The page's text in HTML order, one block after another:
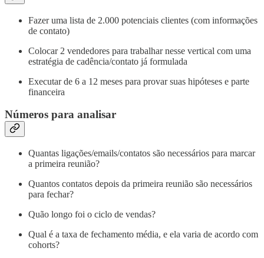
Fazer uma lista de 2.000 potenciais clientes (com informações
de contato)
Colocar 2 vendedores para trabalhar nesse vertical com uma
estratégia de cadência/contato já formulada
Executar de 6 a 12 meses para provar suas hipóteses e parte
financeira
Números para analisar
Quantas ligações/emails/contatos são necessários para marcar
a primeira reunião?
Quantos contatos depois da primeira reunião são necessários
para fechar?
Quão longo foi o ciclo de vendas?
Qual é a taxa de fechamento média, e ela varia de acordo com
cohorts?